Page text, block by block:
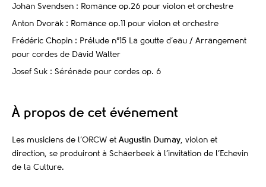
Johan Svendsen : Romance op.26 pour violon et orchestre
Anton Dvorak : Romance op.11 pour violon et orchestre
Frédéric Chopin : Prélude n°15 La goutte d’eau / Arrangement
pour cordes de David Walter
Josef Suk : Sérénade pour cordes op. 6
À propos de cet événement
Les musiciens de l’ORCW et Augustin Dumay, violon et
direction, se produiront à Schaerbeek à l’invitation de l’Echevin
de la Culture.